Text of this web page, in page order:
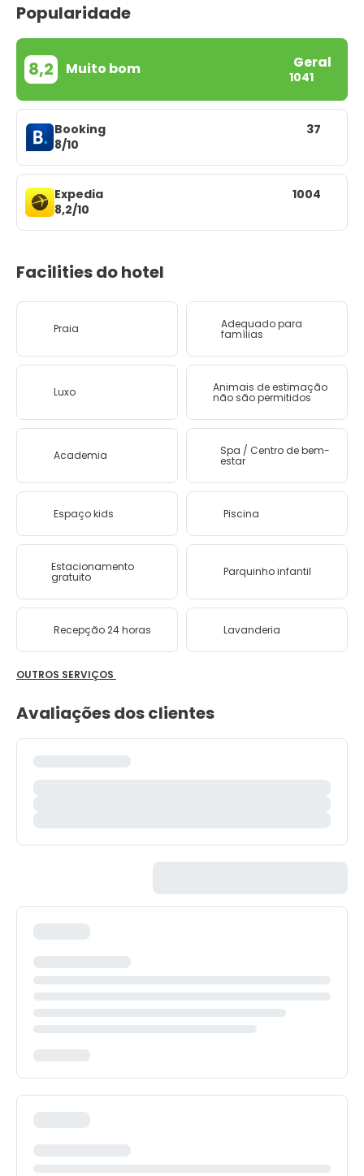
Popularidade
8,2 Muito bom Geral
1041
Booking
8/10
37
Expedia
8,2/10
1004
Facilities do hotel
Praia Adequado para
famílias
Luxo Animais de estimação
não são permitidos
Academia Spa / Centro de bem-
estar
Espaço kids Piscina
Estacionamento
gratuito Parquinho infantil
Recepção 24 horas Lavanderia
OUTROS SERVIÇOS
Avaliações dos clientes